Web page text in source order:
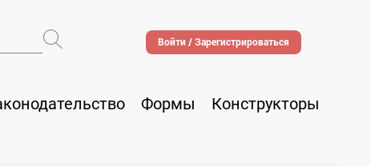
Войти / Зарегистрироваться
Формы
Конструкторы